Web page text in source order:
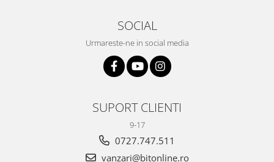
SOCIAL
Urmareste-ne in social media
SUPORT CLIENTI
9-17
0727.747.511
vanzari@bitonline.ro